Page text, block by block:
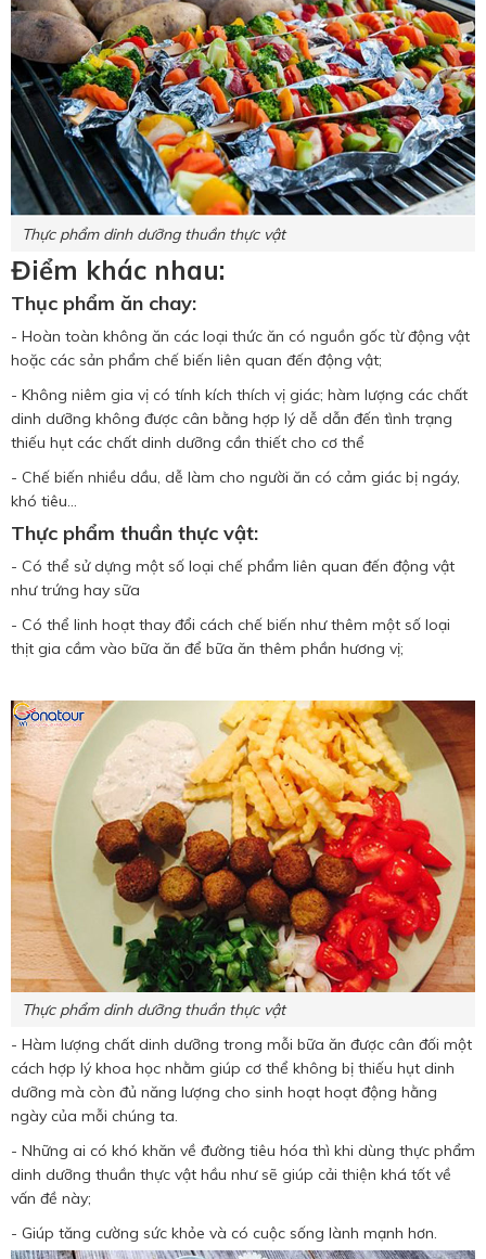
Thực phẩm dinh dưỡng thuần thực vật
Điểm khác nhau:
Thục phẩm ăn chay:
- Hoàn toàn không ăn các loại thức ăn có nguồn gốc từ động vật
hoặc các sản phẩm chế biến liên quan đến động vật;
- Không niêm gia vị có tính kích thích vị giác; hàm lượng các chất
dinh dưỡng không được cân bằng hợp lý dễ dẫn đến tình trạng
thiếu hụt các chất dinh dưỡng cần thiết cho cơ thể
- Chế biến nhiều dầu, dễ làm cho người ăn có cảm giác bị ngáy,
khó tiêu...
Thực phẩm thuần thực vật:
- Có thể sử dựng một số loại chế phẩm liên quan đến động vật
như trứng hay sữa
- Có thể linh hoạt thay đổi cách chế biến như thêm một số loại
thịt gia cầm vào bữa ăn để bữa ăn thêm phần hương vị;
Thực phẩm dinh dưỡng thuần thực vật
- Hàm lượng chất dinh dưỡng trong mỗi bữa ăn được cân đối một
cách hợp lý khoa học nhằm giúp cơ thể không bị thiếu hụt dinh
dưỡng mà còn đủ năng lượng cho sinh hoạt hoạt động hằng
ngày của mỗi chúng ta.
- Những ai có khó khăn về đường tiêu hóa thì khi dùng thực phẩm
dinh dưỡng thuần thực vật hầu như sẽ giúp cải thiện khá tốt về
vấn đề này;
- Giúp tăng cường sức khỏe và có cuộc sống lành mạnh hơn.